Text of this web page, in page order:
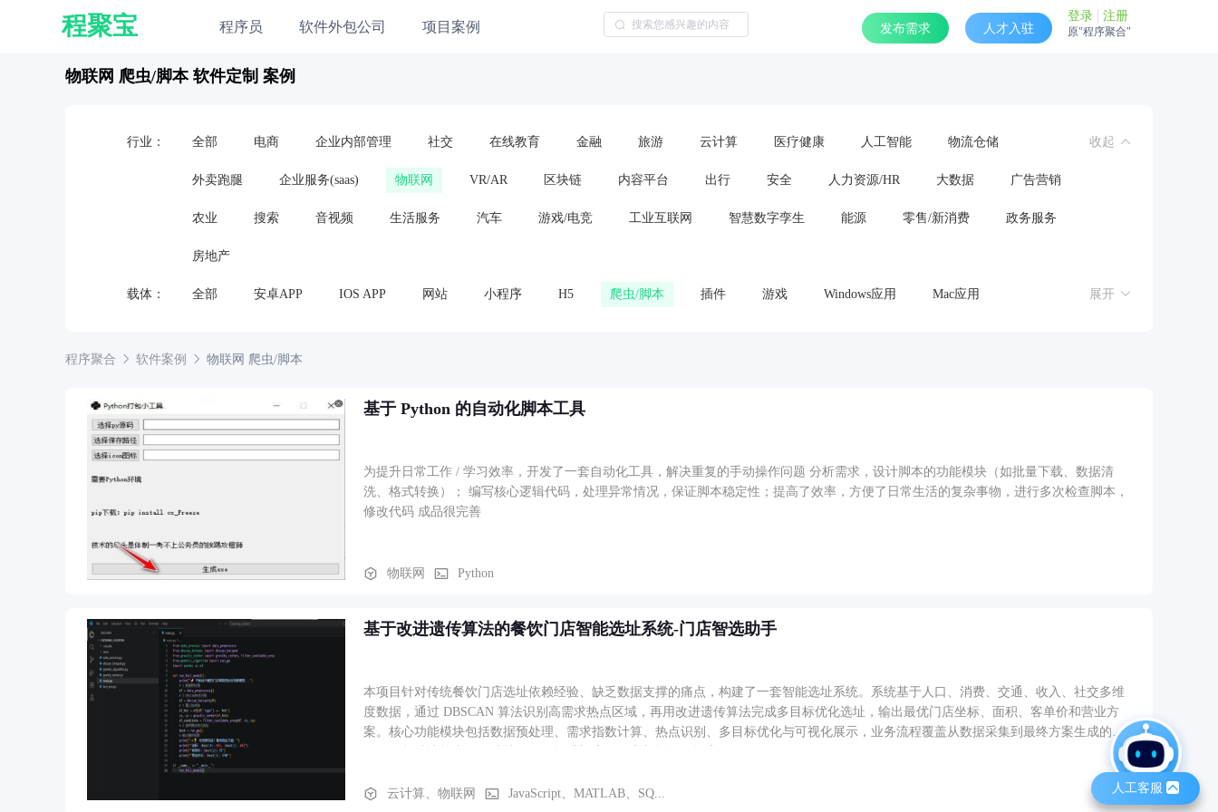
程聚宝 程序员 软件外包公司 项目案例 发布需求 人才入驻
登录 注册
原"程序聚合"
物联网 爬虫/脚本 软件定制 案例
行业： 全部 电商 企业内部管理 社交 在线教育 金融 旅游 云计算 医疗健康 人工智能 物流仓储
外卖跑腿 企业服务(saas) 物联网 VR/AR 区块链 内容平台 出行 安全 人力资源/HR 大数据 广告营销
农业 搜索 音视频 生活服务 汽车 游戏/电竞 工业互联网 智慧数字孪生 能源 零售/新消费 政务服务
房地产
收起
载体： 全部 安卓APP IOS APP 网站 小程序 H5 爬虫/脚本 插件 游戏 Windows应用 Mac应用 展开
程序聚合 软件案例 物联网 爬虫/脚本
基于 Python 的自动化脚本工具
为提升日常工作 / 学习效率，开发了一套自动化工具，解决重复的手动操作问题 分析需求，设计脚本的功能模块（如批量下载、数据清
洗、格式转换）； 编写核心逻辑代码，处理异常情况，保证脚本稳定性；提高了效率，方便了日常生活的复杂事物，进行多次检查脚本，
修改代码 成品很完善
物联网 Python
基于改进遗传算法的餐饮门店智能选址系统-门店智选助手
本项目针对传统餐饮门店选址依赖经验、缺乏数据支撑的痛点，构建了一套智能选址系统。系统基于人口、消费、交通、收入、社交多维
度数据，通过 DBSCAN 算法识别高需求热点区域，再用改进遗传算法完成多目标优化选址，输出最优门店坐标、面积、客单价和营业方
案。核心功能模块包括数据预处理、需求指数计算、热点识别、多目标优化与可视化展示，业务流程覆盖从数据采集到最终方案生成的全
云计算、物联网 JavaScript、MATLAB、SQ... 人工客服